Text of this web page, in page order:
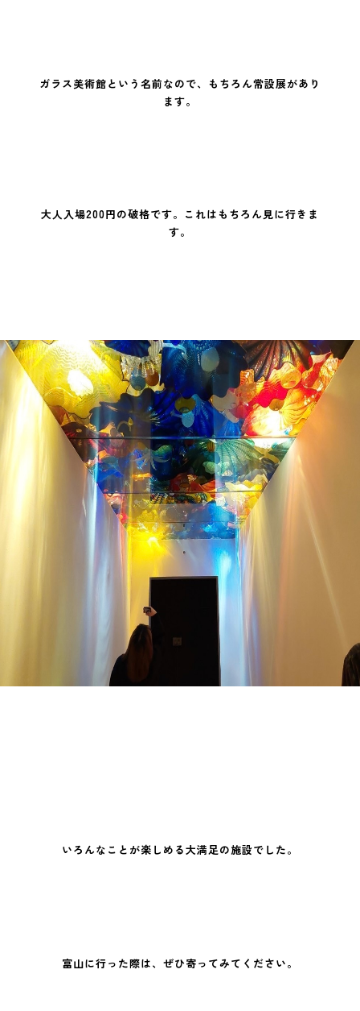
ガラス美術館という名前なので、もちろん常設展があり
ます。
大人入場200円の破格です。これはもちろん見に行きま
す。
いろんなことが楽しめる大満足の施設でした。
富山に行った際は、ぜひ寄ってみてください。